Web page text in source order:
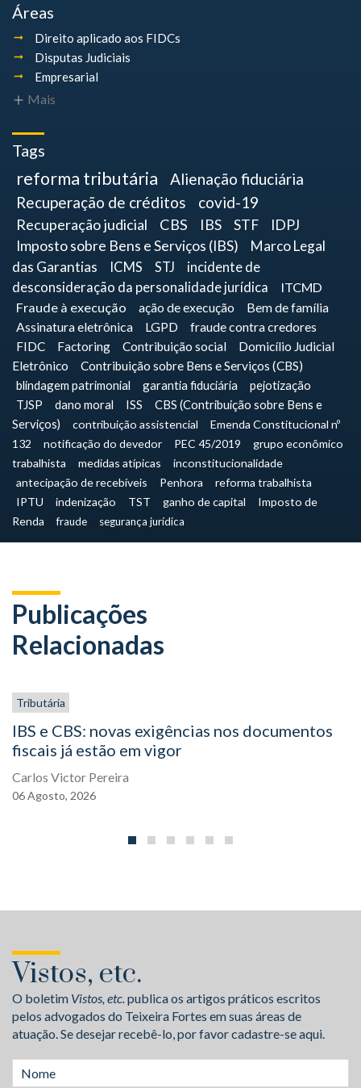
Áreas
Direito aplicado aos FIDCs
Disputas Judiciais
Empresarial
Mais
Tags
reforma tributária
Alienação fiduciária
Recuperação de créditos
covid-19
Recuperação judicial CBS IBS STF
IDPJ
Imposto sobre Bens e Serviços (IBS)
Marco Legal
das Garantias
ICMS STJ
incidente de
desconsideração da personalidade jurídica
ITCMD
Fraude à execução
ação de execução
Bem de família
Assinatura eletrônica
LGPD fraude contra credores
FIDC Factoring Contribuição social
Domicílio Judicial
Eletrônico
Contribuição sobre Bens e Serviços (CBS)
blindagem patrimonial
garantia fiduciária
pejotização
TJSP
dano moral ISS
CBS (Contribuição sobre Bens e
Serviços)
contribuição assistencial
Emenda Constitucional nº
132
notificação do devedor PEC 45/2019
grupo econômico
trabalhista
medidas atípicas
inconstitucionalidade
antecipação de recebíveis
Penhora
reforma trabalhista
IPTU
indenização TST ganho de capital
Imposto de
Renda
fraude segurança jurídica
Publicações
Relacionadas
Tributária
IBS e CBS: novas exigências nos documentos
fiscais já estão em vigor
Carlos Victor Pereira
06Agosto, 2026
Vistos, etc.
O boletim Vistos, etc.publica os artigos práticos escritos
pelos advogados do Teixeira Fortes em suas áreas de
atuação. Se desejar recebê-lo, por favor cadastre-se aqui.